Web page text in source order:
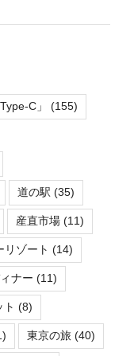
C」 (155)
道の駅 (35)
産直市場 (11)
リゾート (14)
ナー (11)
ト (8)
東京の旅 (40)